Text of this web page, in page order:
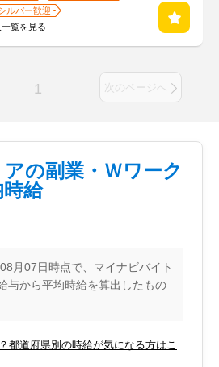
ルバー歓迎
覧を見る
1 次のページへ
の副業・Ｗワーク
給
月07日時点で、マイナビバイト
与から平均時給を算出したもの
都道府県別の時給が気になる方はこ